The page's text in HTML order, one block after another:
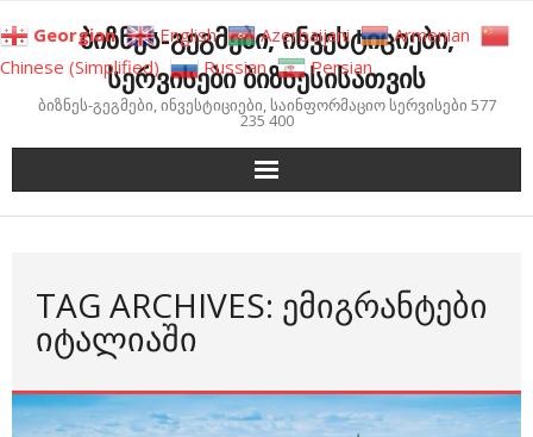
to
content
ბიზნეს-გეგმები, ინვესტიციები,
სერვისები ბიზნესისათვის
ბიზნეს-გეგმები, ინვესტიციები, საინფორმაციო სერვისები 577
235 400
TAG ARCHIVES: ᲔᲛᲘᲒᲠᲐᲜᲢᲔᲑᲘ
ᲘᲢᲐᲚᲘᲐᲨᲘ
Georgian English Azerbaijani
Armenian
Chinese (Simplified)
Russian Persian